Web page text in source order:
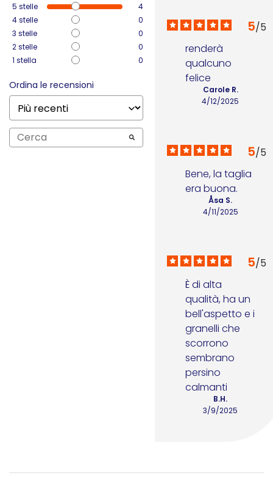
5 stelle
4
4stelle
0
3 stelle
0
2stelle
0
1 stella 0
Ordina le recensioni
5/5
renderà
qualcuno
felice
4/12/2025
Carole R.
5/5
Bene, la taglia
era buona.
4/11/2025
Åsa S.
5/5
È di alta
qualità, ha un
bell'aspetto e i
granelli che
scorrono
sembrano
persino
calmanti
3/9/2025
B.H.